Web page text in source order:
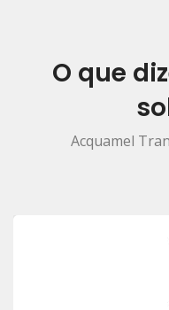
O que
Acquamel